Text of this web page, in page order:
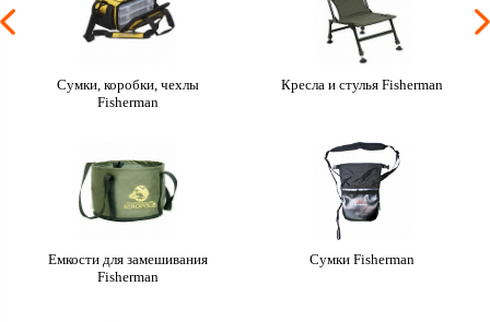
Сумки, коробки, чехлы
Fisherman
Кресла и стулья Fisherman
Емкости для замешивания
Fisherman
Сумки Fisherman